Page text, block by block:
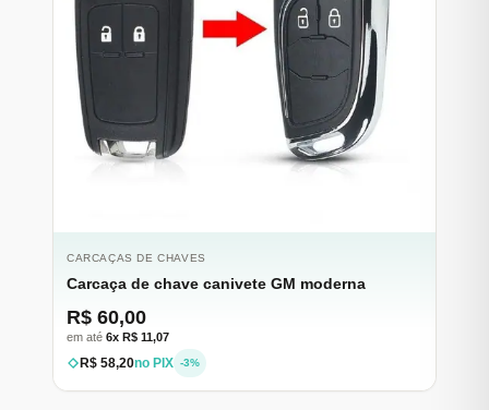
CARCAÇAS DE CHAVES
Carcaça de chave canivete GM moderna
R$ 60,00
em até 6x R$ 11,07
R$ 58,20no PIX -3%